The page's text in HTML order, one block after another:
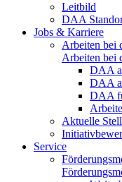
Leitbild
DAA
Jobs & Karriere
Arbeiten bei
Arbeiten bei
DAA
DAA
DAA
Aktuelle
Service